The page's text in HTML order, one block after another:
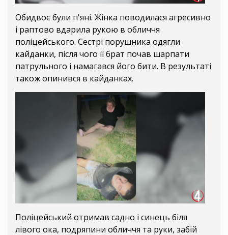
Обидвоє були п'яні. Жінка поводилася агресивно
і раптово вдарила рукою в обличчя
поліцейського. Сестрі порушника одягли
кайданки, після чого її брат почав шарпати
патрульного і намагався його бити. В результаті
також опинився в кайданках.
Поліцейський отримав садно і синець біля
лівого ока, подряпини обличчя та руки, забій